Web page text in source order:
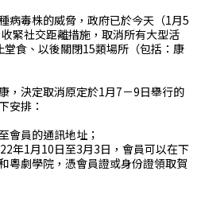
病毒株的威脅，政府已於今天（1月5
緊社交距離措施，取消所有大型活
食、以後關閉15類場所（包括：康
，決定取消原定於1月7－9日舉行的
安排：
會員的通訊地址；
年1月10日至3月3日，會員可以在下
粵劇學院，憑會員證或身份證領取賀